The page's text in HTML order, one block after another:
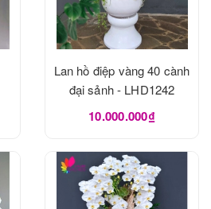
Lan hồ điệp vàng 40 cành
đại sảnh - LHD1242
10.000.000₫